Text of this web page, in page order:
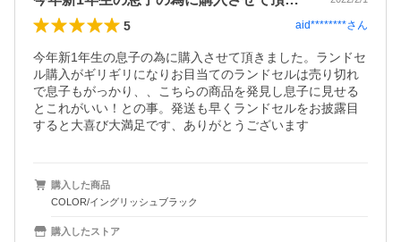
5 aid********さん
今年新1年生の息子の為に購入させて頂きました。ランドセ
ル購入がギリギリになりお目当てのランドセルは売り切れ
で息子もがっかり、、こちらの商品を発見し息子に見せる
とこれがいい！との事。発送も早くランドセルをお披露目
すると大喜び大満足です、ありがとうございます
購入した商品
COLOR/イングリッシュブラック
購入したストア